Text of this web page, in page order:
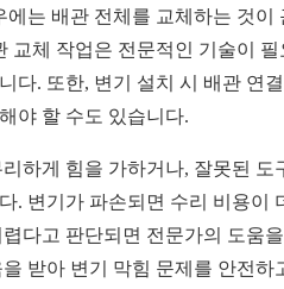
는 배관 전체를 교체하는 것이
교체 작업은 전문적인 기술이 필
다. 또한, 변기 설치 시 배관 연
야 할 수도 있습니다.
하게 힘을 가하거나, 잘못된 도
. 변기가 파손되면 수리 비용이
다고 판단되면 전문가의 도움
받아 변기 막힘 문제를 안전하